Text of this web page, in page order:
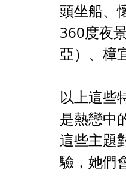
頭坐船、
360度夜
亞）、樟
以上這些
是熱戀中
這些主題
驗，她們